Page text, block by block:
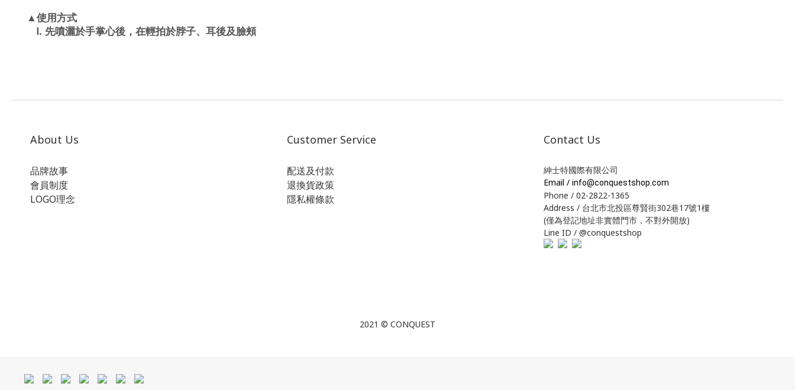
▲使用方式
Ⅰ. 先噴灑於手掌心後，在輕拍於脖子、耳後及臉頰
About Us
品牌故事
會員制度
LOGO理念
Customer Service
配送及付款
退換貨政策
隱私權條款
Contact Us
紳士特國際有限公司
Email / info@conquestshop.com
Phone / 02-2822-1365
Address / 台北市北投區尊賢街302巷17號1樓
(僅為登記地址非實體門市，不對外開放)
Line ID / @conquestshop
2021 © CONQUEST